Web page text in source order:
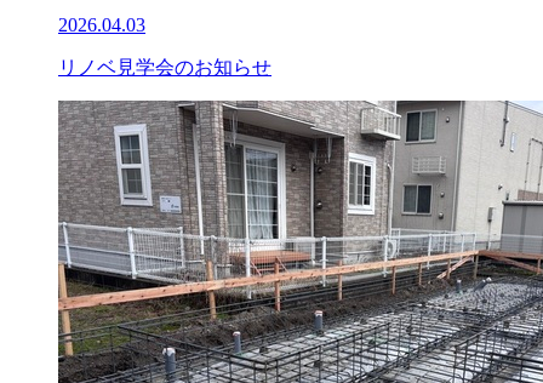
2026.04.03
リノベ見学会のお知らせ